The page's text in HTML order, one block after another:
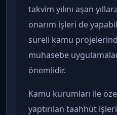
takvim yılını aşan
onarım işleri de
süreli kamu
muhasebe
önemlidir.
Kamu kurumları ile
yaptırılan taahhüt